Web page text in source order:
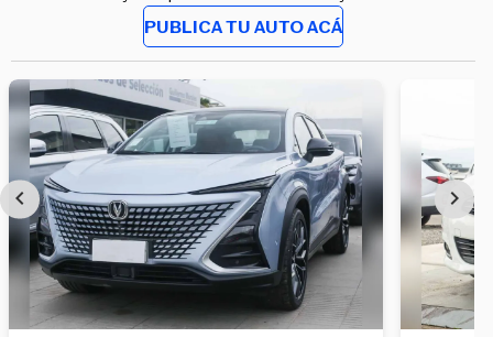
PUBLICA TU AUTO ACÁ